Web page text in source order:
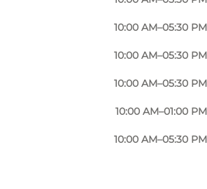
10:00 AM–05:30 PM
10:00 AM–05:30 PM
10:00 AM–05:30 PM
10:00 AM–01:00 PM
10:00 AM–05:30 PM
nicht bekommen können.
leider einzigartig wird,
probieren und sich vor
lassen, welcher Käse genau zu
passt.
können Sie auch Käse / Tapas
jedes Wochenende eine
und aufregenden